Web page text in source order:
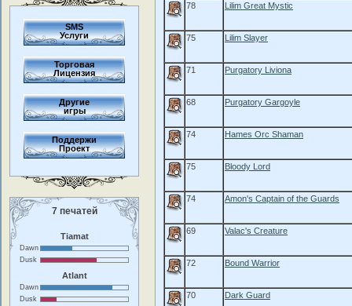
SMS
Услуги
Торговая
Лицензия
Другие
игры
Поддержи
Проект
7 печатей
Tiamat
Dawn
Dusk
Atlant
Dawn
Dusk
78 Lilim Great Mystic
75 Lilim Slayer
71 Purgatory Liviona
68 Purgatory Gargoyle
74 Hames Orc Shaman
75 Bloody Lord
74 Amon's Captain of the Guards
69 Valac's Creature
72 Bound Warrior
70 Dark Guard